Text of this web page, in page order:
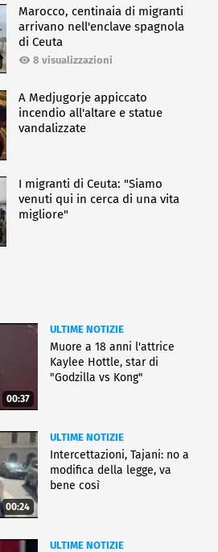
Marocco, centinaia di migranti
arrivano nell'enclave spagnola
di Ceuta
8 visualizzazioni
A Medjugorje appiccato
incendio all'altare e statue
vandalizzate
I migranti di Ceuta: "Siamo
venuti qui in cerca di una vita
migliore"
00:37
ULTIME NOTIZIE
Muore a 18 anni l'attrice
Kaylee Hottle, star di
"Godzilla vs Kong"
00:24
ULTIME NOTIZIE
Intercettazioni, Tajani: no a
modifica della legge, va
bene così
ULTIME NOTIZIE